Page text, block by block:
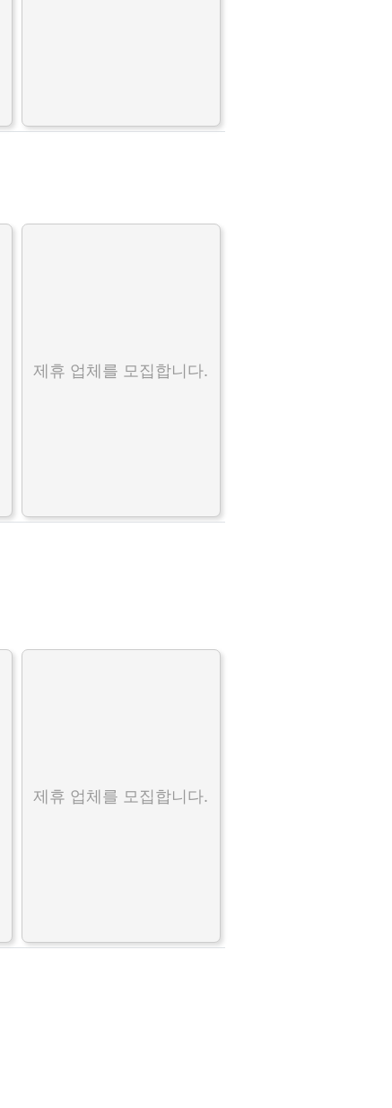
제휴 업체를 모집합니다.
제휴 업체를 모집합니다.